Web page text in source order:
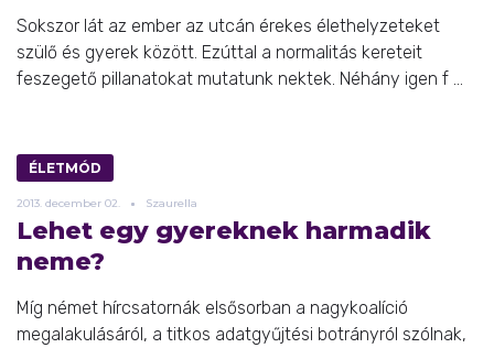
Sokszor lát az ember az utcán érekes élethelyzeteket
szülő és gyerek között. Ezúttal a normalitás kereteit
feszegető pillanatokat mutatunk nektek. Néhány igen f ...
ÉLETMÓD
2013. december 02. Szaurella
Lehet egy gyereknek harmadik
neme?
Míg német hírcsatornák elsősorban a nagykoalíció
megalakulásáról, a titkos adatgyűjtési botrányról szólnak,